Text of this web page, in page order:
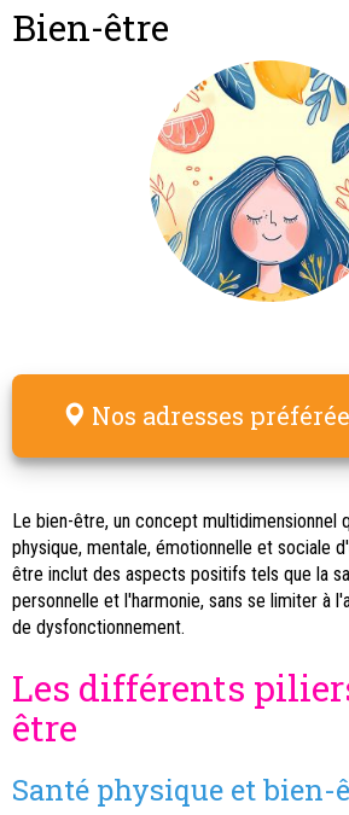
Bien-être
Nos adresses
Le bien-être, un concept multidimensionnel
physique, mentale, émotionnelle et sociale
être inclut des aspects positifs tels que la
personnelle et l'harmonie, sans se limiter à
de dysfonctionnement.
Les différents
être
Santé physique et bien-